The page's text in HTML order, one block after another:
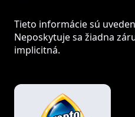
Tieto informácie sú
Neposkytuje sa žiadna
implicitná.